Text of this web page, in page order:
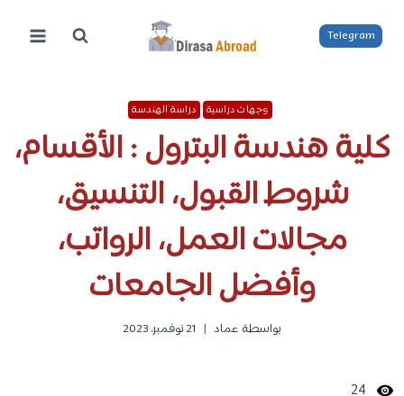
المحتوى
Telegram
وجهات دراسية دراسة الهندسة
كلية هندسة البترول : الأقسام،
شروط القبول، التنسيق،
مجالات العمل، الرواتب،
وأفضل الجامعات
بواسطة عماد 21 نوفمبر، 2023
24